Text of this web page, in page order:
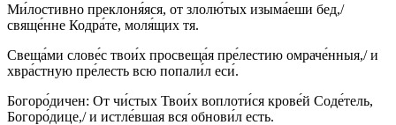
Ми́лостивно преклоня́яся, от злолю́тых изыма́еши бед,/
свяще́нне Кодра́те, моля́щих тя.
Свеща́ми слове́с твои́х просвеща́я пре́лестию омраче́нныя,/ и
хвра́стную пре́лесть всю попали́л еси́.
Богоро́дичен: От чи́стых Твои́х воплоти́ся крове́й Соде́тель,
Богоро́дице,/ и истле́вшая вся обнови́л есть.